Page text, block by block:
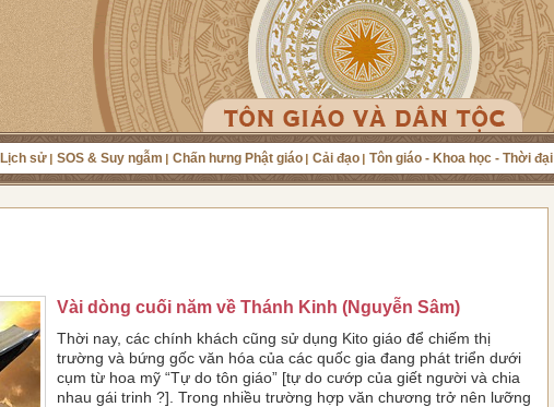
sử SOS & Suy ngẫm Chấn hưng Phật giáo Cải đạo Tôn giáo - Khoa học - Thời đại
Vài dòng cuối năm về Thánh Kinh (Nguyễn Sâm)
Thời nay, các chính khách cũng sử dụng Kito giáo để chiếm thị
trường và bứng gốc văn hóa của các quốc gia đang phát triển dưới
cụm từ hoa mỹ “Tự do tôn giáo” [tự do cướp của giết người và chia
nhau gái trinh ?]. Trong nhiều trường hợp văn chương trở nên lưỡng